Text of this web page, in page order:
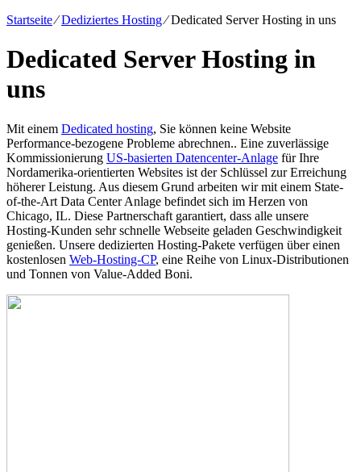
Startseite⁄Dediziertes Hosting⁄Dedicated Server Hosting in uns
Dedicated Server Hosting in
uns
Mit einem Dedicated hosting, Sie können keine Website
Performance-bezogene Probleme abrechnen.. Eine zuverlässige
Kommissionierung US-basierten Datencenter-Anlage für Ihre
Nordamerika-orientierten Websites ist der Schlüssel zur Erreichung
höherer Leistung. Aus diesem Grund arbeiten wir mit einem State-
of-the-Art Data Center Anlage befindet sich im Herzen von
Chicago, IL. Diese Partnerschaft garantiert, dass alle unsere
Hosting-Kunden sehr schnelle Webseite geladen Geschwindigkeit
genießen. Unsere dedizierten Hosting-Pakete verfügen über einen
kostenlosen Web-Hosting-CP, eine Reihe von Linux-Distributionen
und Tonnen von Value-Added Boni.